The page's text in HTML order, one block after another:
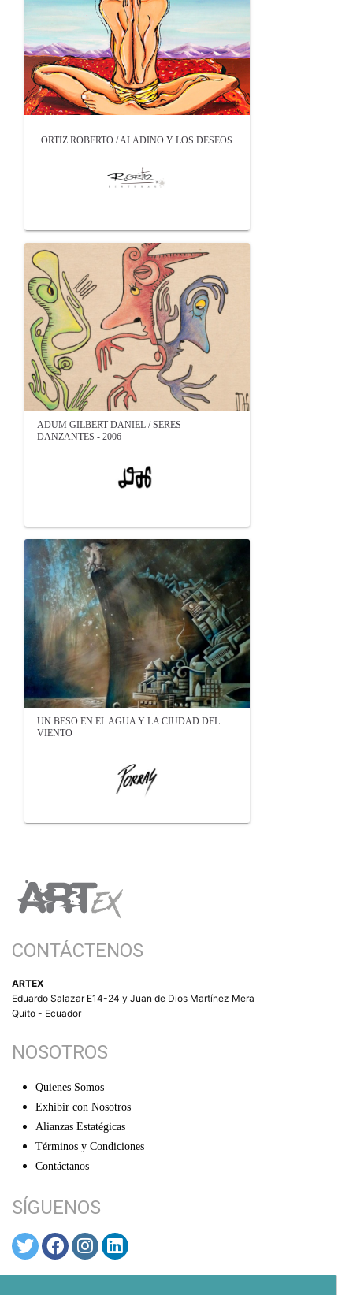
ORTIZ ROBERTO / ALADINO Y LOS DESEOS
ADUM GILBERT DANIEL / SERES
DANZANTES - 2006
UN BESO EN EL AGUA Y LA CIUDAD DEL
VIENTO
CONTÁCTENOS
ARTEX
Eduardo Salazar E14-24 y Juan de Dios Martínez Mera
Quito - Ecuador
NOSOTROS
Quienes Somos
Exhibir con Nosotros
Alianzas Estatégicas
Términos y Condiciones
Contáctanos
SÍGUENOS